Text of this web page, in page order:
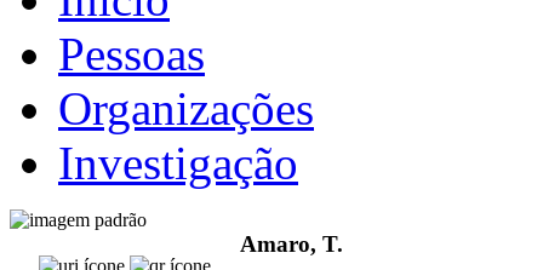
Pessoas
Organizações
Investigação
Amaro, T.